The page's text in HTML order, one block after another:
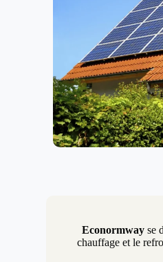
Econormwayse
chauffage et le